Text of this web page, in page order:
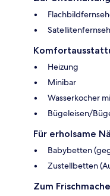
Heizung
Minibar
Wasserkocher
Bügeleisen/
Für erholsame
Babybetten
Zustellbetten
Zum